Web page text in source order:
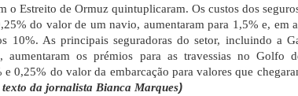
o Estreito de Ormuz quintuplicaram. Os custos dos
do valor de um navio, aumentaram para 1,5% e, em
10%. As principais seguradoras do setor, incluindo a
aumentaram os prémios para as travessias no Golfo
0,25% do valor da embarcação para valores que
da jornalista Bianca Marques)